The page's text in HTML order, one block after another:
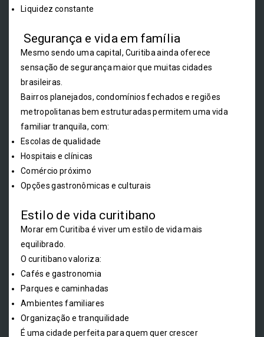
Liquidez constante
Segurança e vida em família
Mesmo sendo uma capital, Curitiba ainda oferece
sensação de segurança maior que muitas cidades
brasileiras.
Bairros planejados, condomínios fechados e regiões
metropolitanas bem estruturadas permitem uma vida
familiar tranquila, com:
Escolas de qualidade
Hospitais e clínicas
Comércio próximo
Opções gastronômicas e culturais
Estilo de vida curitibano
Morar em Curitiba é viver um estilo de vida mais
equilibrado.
O curitibano valoriza:
Cafés e gastronomia
Parques e caminhadas
Ambientes familiares
Organização e tranquilidade
É uma cidade perfeita para quem quer crescer